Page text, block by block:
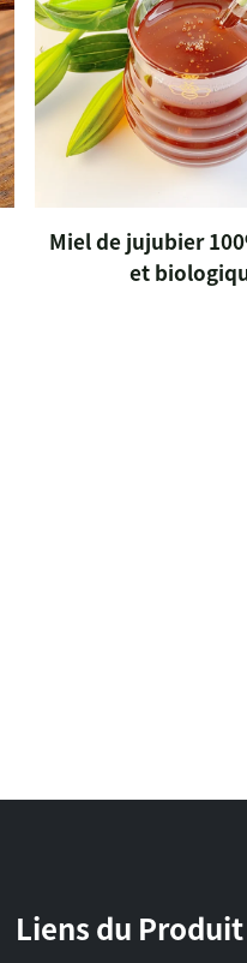
Miel de jujubier
et
Liens du Produit